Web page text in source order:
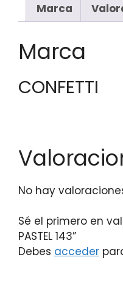
Marca
Marca
CONFETTI
No hay
Sé el primero en
PASTEL 143”
Debes acceder